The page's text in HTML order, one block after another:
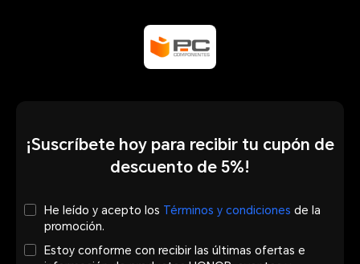
¡Suscríbete hoy para recibir tu cupón de
descuento de 5%!
He leído y acepto los Términos y condiciones de la
promoción.
Estoy conforme con recibir las últimas ofertas e